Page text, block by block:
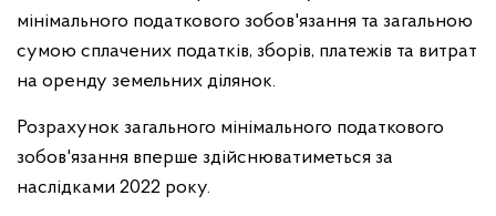
мінімального податкового зобов'язання та загальною
сумою сплачених податків, зборів, платежів та витрат
на оренду земельних ділянок.
Розрахунок загального мінімального податкового
зобов'язання вперше здійснюватиметься за
наслідками 2022 року.